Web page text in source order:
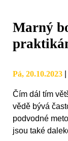
Marný
Pá, 20.10.2023
Čím dál tím
vědě bývá
podvodné
jsou také